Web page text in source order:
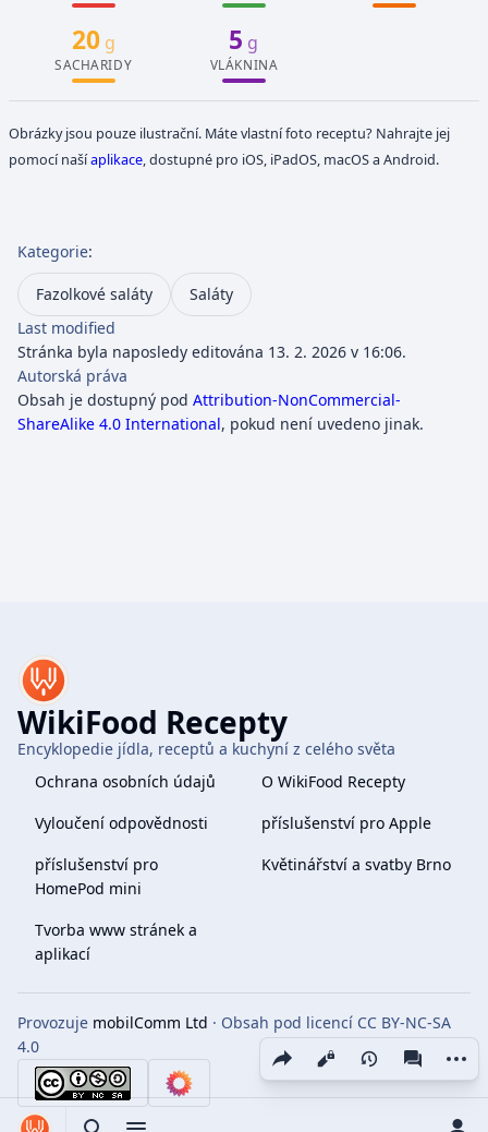
Share this page
Zobrazení
20g
SACHARIDY
5 g
VLÁKNINA
Obrázky jsou pouze ilustrační. Máte vlastní foto receptu? Nahrajte jej
pomocí našíaplikace , dostupné pro iOS, iPadOS, macOS a Android.
Kategorie:
Fazolkové saláty
Saláty
Last modified
Stránka byla naposledy editována 13. 2. 2026 v 16:06.
Autorská práva
Obsah je dostupný pod Attribution-NonCommercial-
ShareAlike 4.0 International, pokud není uvedeno jinak.
WikiFood Recepty
Encyklopedie jídla, receptů a kuchyní z celého světa
Ochrana osobních údajů
O WikiFood Recepty
Vyloučení odpovědnosti
příslušenství pro Apple
příslušenství pro
HomePod mini
Květinářství a svatby Brno
Tvorba www stránek a
aplikací
Provozuje mobilComm Ltd · Obsah pod licencí CC BY-NC-SA
4.0